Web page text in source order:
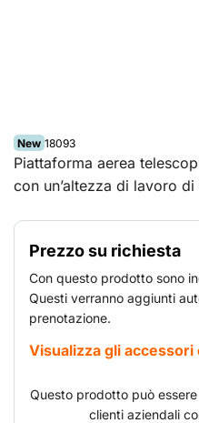
New 18093
Piattaforma aerea
con un’altezza di lavoro
La piattaforma aerea è
oltre alla rotazione
orizzontale. Con il
e l’albero dello sterzo
manovrabilità sulle
Prezzo su richiesta
Con questo prodotto sono
Questi verranno aggiunti
prenotazione.
Visualizza gli
Questo prodotto può
clienti aziendali